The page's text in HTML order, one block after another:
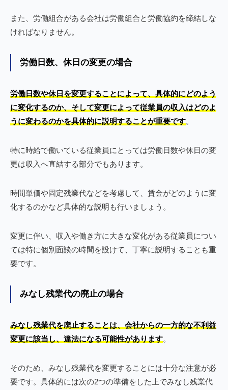
また、労働組合がある会社は労働組合と労働協約を締結しな
ければなりません。
労働日数、休日の変更の場合
労働日数や休日を変更することによって、具体的にどのよう
に変化するのか、そして変更によって従業員の収入はどのよ
うに変わるのかを具体的に説明することが重要です。
特に時給で働いている従業員にとっては労働日数や休日の変
更は収入へ直結する部分でもあります。
時間単価や固定残業代などを考慮して、賃金がどのように変
化するのかなど具体的な説明も行いましょう。
変更に伴い、収入や働き方に大きな変化がある従業員につい
ては特に個別面談の時間を設けて、丁寧に説明することも重
要です。
みなし残業代の廃止の場合
みなし残業代を廃止することは、会社からの一方的な不利益
変更に該当し、違法になる可能性があります。
そのため、みなし残業代を変更することには十分な注意が必
要です。具体的には次の2つの準備をした上でみなし残業代